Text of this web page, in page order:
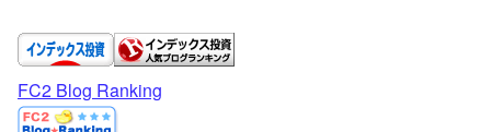
FC2 Blog Ranking